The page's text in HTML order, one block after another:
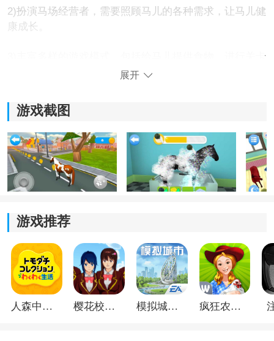
2)扮演马场经营者，需要照顾马儿的各种需求，让马儿健
康成长。
3)丰富多样的游戏模式，包括给马儿提供食物、进行关卡
挑战等，根据自己的喜好选择不同的游戏玩法。
4)游戏画面精致逼真，可以感受到与马儿互动的乐趣，马
儿的动作和表情栩栩如生。
《马之家》游戏特色：
1)游戏拥有真实的3D环境，给玩家带来身临其境的游戏
展开
游戏截图
游戏推荐
人森中文版 樱花校园模拟器1.048.00中文版 模拟城市我是巿长联机版 疯狂农场3美国派19